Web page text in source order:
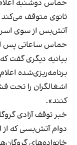
حماس دوشنبه اعلام
ثانوی متوقف می‌کند
آتش‌بس از سوی
حماس ساعاتی پس از
بیانیه دیگری گفت
برنامه‌ریزی‌شده
اشغالگران را تحت
کنند».
خبر توقف آزادی
دوام آتش‌بسی که از